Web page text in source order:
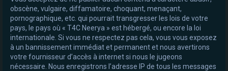
obscène, vulgaire, diffamatoire, choquant, menaçant,
pornographique, etc. qui pourrait transgresser les lois de votre
pays, le pays où « T4C Neerya » est hébergé, ou encore la loi
internationale. Si vous ne respectez pas cela, vous vous exposez
à un bannissement immédiat et permanent et nous avertirons
votre fournisseur d’accès à internet si nous le jugeons
nécessaire. Nous enregistrons l’adresse IP de tous les messages